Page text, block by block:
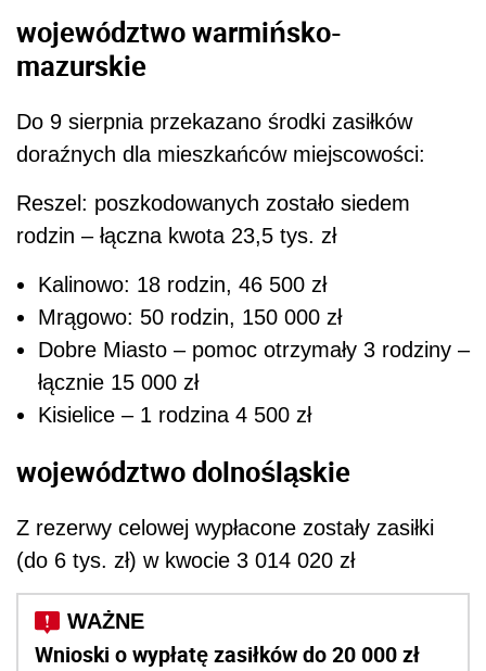
województwo warmińsko-
mazurskie
Do 9 sierpnia przekazano środki zasiłków
doraźnych dla mieszkańców miejscowości:
Reszel: poszkodowanych zostało siedem
rodzin – łączna kwota 23,5 tys. zł
Kalinowo: 18 rodzin, 46 500 zł
Mrągowo: 50 rodzin, 150 000 zł
Dobre Miasto – pomoc otrzymały 3 rodziny –
łącznie 15 000 zł
Kisielice – 1 rodzina 4 500 zł
województwo dolnośląskie
Z rezerwy celowej wypłacone zostały zasiłki
(do 6 tys. zł) w kwocie 3 014 020 zł
Wnioski o wypłatę zasiłków do 20 000 zł